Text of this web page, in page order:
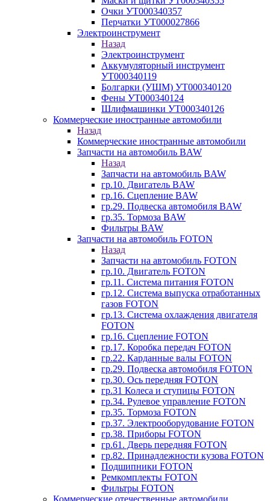
Очки УТ000340357
Перчатки УТ000027866
Электроинструмент
Назад
Электроинструмент
Аккумуляторный инструмент
УТ000340119
Болгарки (УШМ) УТ000340120
Фены УТ000340124
Шлифмашинки УТ000340126
Коммерческие иностранные автомобили
Назад
Коммерческие иностранные автомобили
Запчасти на автомобиль BAW
Назад
Запчасти на автомобиль BAW
гр.10. Двигатель BAW
гр.16. Сцепление BAW
гр.29. Подвеска автомобиля BAW
гр.35. Тормоза BAW
Фильтры BAW
Запчасти на автомобиль FOTON
Назад
Запчасти на автомобиль FOTON
гр.10. Двигатель FOTON
гр.11. Система питания FOTON
гр.12. Система выпуска отработанных
газов FOTON
гр.13. Система охлаждения двигателя
FOTON
гр.16. Сцепление FOTON
гр.17. Коробка передач FOTON
гр.22. Карданные валы FOTON
гр.29. Подвеска автомобиля FOTON
гр.30. Ось передняя FOTON
гр.31 Колеса и ступицы FOTON
гр.34. Рулевое управление FOTON
гр.35. Тормоза FOTON
гр.37. Электрооборудование FOTON
гр.38. Приборы FOTON
гр.61. Дверь передняя FOTON
гр.82. Принадлежности кузова FOTON
Подшипники FOTON
Ремкомплекты FOTON
Фильтры FOTON
Коммерческие отечественные автомобили